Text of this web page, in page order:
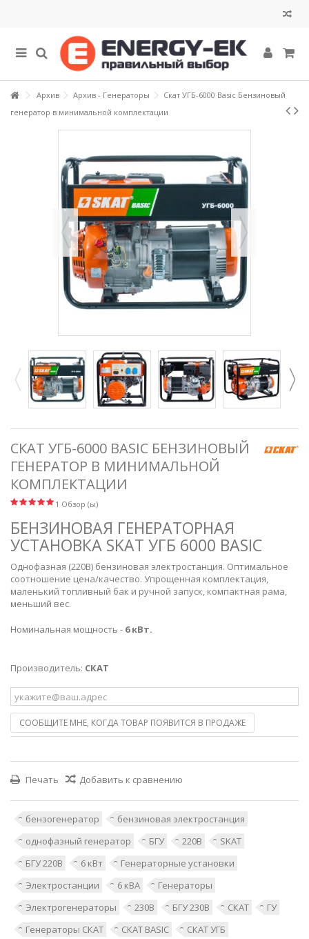
Архив Архив - Генераторы
Скат УГБ-6000 Basic Бензиновый
генератор в минимальной комплектации
СКАТ УГБ-6000 BASIC БЕНЗИНОВЫЙ
ГЕНЕРАТОР В МИНИМАЛЬНОЙ
КОМПЛЕКТАЦИИ
1 Обзор (ы)
БЕНЗИНОВАЯ ГЕНЕРАТОРНАЯ
УСТАНОВКА SKAT УГБ 6000 BASIC
Однофазная (220В) бензиновая электростанция. Оптимальное
соотношение цена/качество. Упрощенная комплектация,
маленький топливный бак и ручной запуск, компактная рама,
меньший вес.
Номинальная мощность - 6 кВт.
Производитель: СКАТ
СООБЩИТЕ МНЕ, КОГДА ТОВАР ПОЯВИТСЯ В ПРОДАЖЕ
Печать Добавить к сравнению
бензогенератор
бензиновая электростанция
однофазный генератор
БГУ 220В
SKAT
БГУ 220В
6 кВт
Генераторные установки
Электростанции
6 кВА
Генераторы
Электрогенераторы
230В БГУ 230В СКАТ
ГУ
Генераторы СКАТ
СКАТ BASIC
СКАТ УГБ